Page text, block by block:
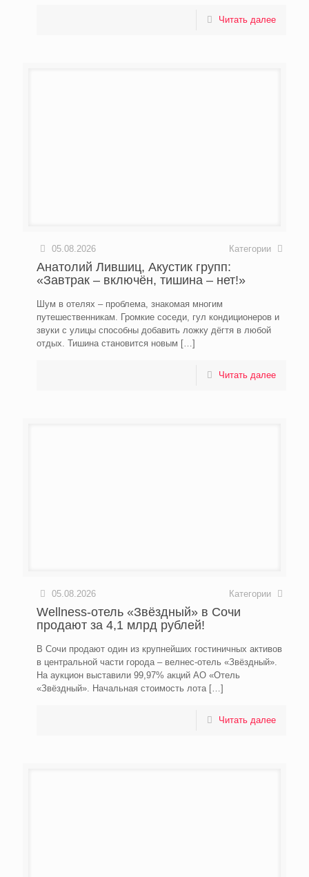
Читать далее
05.08.2026 Категории
Анатолий Лившиц, Акустик групп:
«Завтрак – включён, тишина – нет!»
Шум в отелях – проблема, знакомая многим
путешественникам. Громкие соседи, гул кондиционеров и
звуки с улицы способны добавить ложку дёгтя в любой
отдых. Тишина становится новым […]
Читать далее
05.08.2026 Категории
Wellness-отель «Звёздный» в Сочи
продают за 4,1 млрд рублей!
В Сочи продают один из крупнейших гостиничных активов
в центральной части города – велнес-отель «Звёздный».
На аукцион выставили 99,97% акций АО «Отель
«Звёздный». Начальная стоимость лота[…]
Читать далее